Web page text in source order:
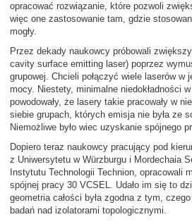
opracować rozwiązanie, które pozwoli
więc one zastosowanie tam, gdzie
mogły.
Przez dekady naukowcy próbowali
cavity surface emitting laser) poprzez
grupowej. Chcieli połączyć wiele laserów w
mocy. Niestety, minimalne niedokładności
powodowały, że lasery takie pracowały w
siebie grupach, których emisja nie była ze
Niemożliwe było wiec uzyskanie spójnego
Dopiero teraz naukowcy pracujący pod
z Uniwersytetu w Würzburgu i Mordechaia
Instytutu Technologii Technion, opracowali
spójnej pracy 30 VCSEL. Udało im się to
geometria całości była zgodna z tym,
badań nad izolatorami topologicznymi.